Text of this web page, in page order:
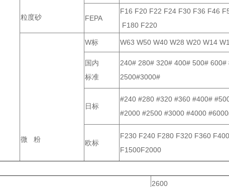
粒度砂 FEPA
F16 F20 F22 F24 F30 F36 F46
F180 F220
微 粉
W标 W63 W50 W40 W28 W20 W14
国内
标准
240# 280# 320# 400# 500#
2500#3000#
日标
#240 #280 #320 #360 #400#
#2000 #2500 #3000 #4000
欧标
F230 F240 F280 F320 F360
F1500F2000
2600